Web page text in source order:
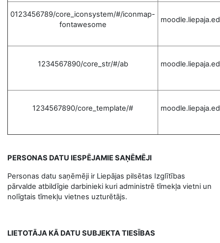
0123456789/core_iconsystem/#/iconmap-
fontawesome
1234567890/core_str/#/ab
1234567890/core_template/#
PERSONAS DATU IESPĒJAMIE SAŅĒMĒJI
Personas datu saņēmēji ir Liepājas pilsētas Izglītības
pārvalde atbildīgie darbinieki kuri administrē tīmekļa vietni un
nolīgtais tīmekļu vietnes uzturētājs.
LIETOTĀJA KĀ DATU SUBJEKTA TIESĪBAS